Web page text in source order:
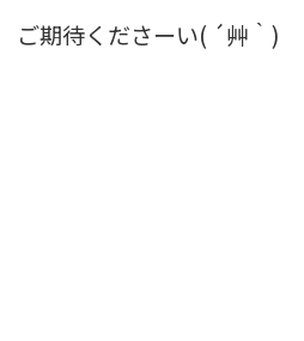
ご期待くださーい( ´艸｀)